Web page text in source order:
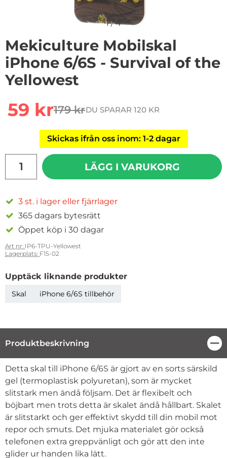
1/4
Mekiculture Mobilskal
iPhone 6/6S - Survival of the
Yellowest
rea pris
59 krtidigare pris
179 krDU SPARAR 120 KR
Skickas ifrån oss inom: 1-2 dagar
LÄGG I VARUKORG
3 st. i lager eller fjärrlager
365 dagars bytesrätt
Öppet köp i 30 dagar
Art nr: IP6-TPU-Yellowest
Lagerplats: F15-02
Upptäck liknande produkter
Skal iPhone 6/6S tillbehör
Produktbeskrivning
Produktbeskrivning
Detta skal till iPhone 6/6S är gjort av en sorts särskild
gel (termoplastisk polyuretan), som är mycket
slitstark men ändå följsam. Det är flexibelt och
böjbart men trots detta är skalet ändå hållbart. Skalet
är slitstarkt och ger effektivt skydd till din mobil mot
repor och smuts. Det mjuka materialet gör också
telefonen extra greppvänligt och gör att den inte
glider ur handen lika lätt.